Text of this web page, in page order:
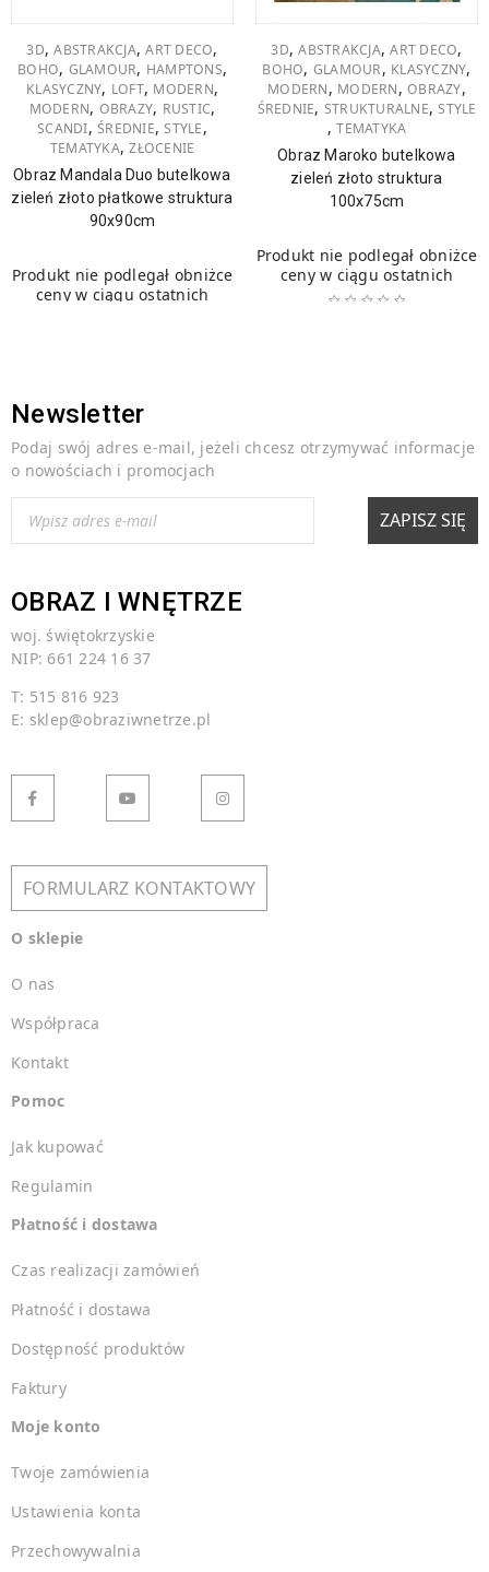
3D,ABSTRAKCJA,ART DECO,
BOHO, GLAMOUR, HAMPTONS,
KLASYCZNY, LOFT, MODERN,
MODERN, OBRAZY, RUSTIC,
SCANDI,ŚREDNIE,STYLE,
TEMATYKA,ZŁOCENIE
Obraz Mandala Duo butelkowa
zieleń złoto płatkowe struktura
90x90cm
Produkt nie podlegał obniżce
ceny w ciągu ostatnich
3D,ABSTRAKCJA,ART DECO,
BOHO, GLAMOUR, KLASYCZNY,
MODERN, MODERN,OBRAZY,
ŚREDNIE, STRUKTURALNE,STYLE
,TEMATYKA
Obraz Maroko butelkowa
zieleń złoto struktura
100x75cm
Produkt nie podlegał obniżce
ceny w ciągu ostatnich
Newsletter
Podaj swój adres e-mail, jeżeli chcesz otrzymywać informacje
o nowościach i promocjach
OBRAZ I WNĘTRZE
woj. świętokrzyskie
NIP: 661 224 16 37
T: 515 816 923
E: sklep@obraziwnetrze.pl
FORMULARZ KONTAKTOWY
O sklepie
O nas
Współpraca
Kontakt
Pomoc
Jak kupować
Regulamin
Płatność i dostawa
Czas realizacji zamówień
Płatność i dostawa
Dostępność produktów
Faktury
Moje konto
Twoje zamówienia
Ustawienia konta
Przechowywalnia